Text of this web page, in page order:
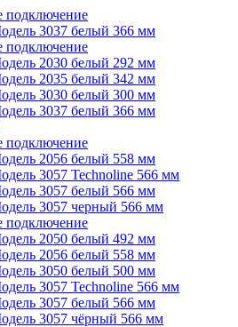
подключение
3037 белый 366 мм
подключение
2030 белый 292 мм
2035 белый 342 мм
3030 белый 300 мм
3037 белый 366 мм
подключение
2056 белый 558 мм
3057 Technoline 566 мм
3057 белый 566 мм
3057 черный 566 мм
подключение
2050 белый 492 мм
2056 белый 558 мм
3050 белый 500 мм
3057 Technoline 566 мм
3057 белый 566 мм
3057 чёрный 566 мм